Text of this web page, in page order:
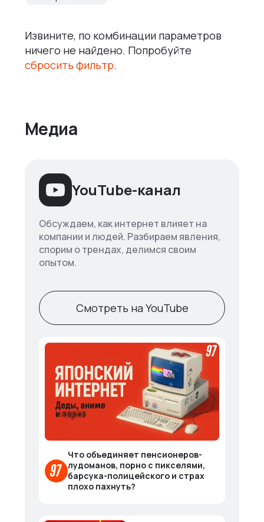
Извините, по комбинации параметров
ничего не найдено. Попробуйте
сбросить фильтр.
Медиа
YouTube-канал
Обсуждаем, как интернет влияет на
компании и людей. Разбираем явления,
спорим о трендах, делимся своим
опытом.
Смотреть на YouTube
Что объединяет пенсионеров-
лудоманов, порно с пикселями,
барсука-полицейского и страх
плохо пахнуть?